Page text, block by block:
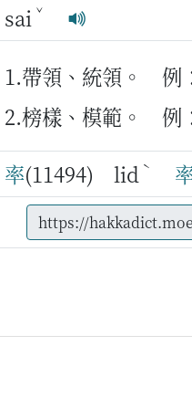
sai ˇ
1.帶領、統領。 例
2.榜樣、模範。
例
率(11494) lid ˋ